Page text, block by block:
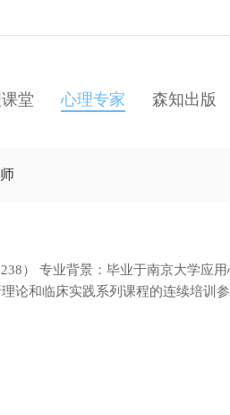
堂 心理专家 森知出版
） 专业背景：毕业于南京大学应
论和临床实践系列课程的连续培训